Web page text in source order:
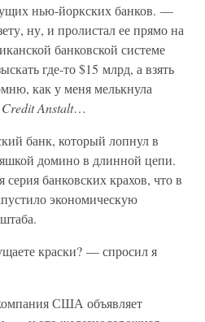
нью-йоркских банков. —
ну, и пролистал ее прямо на
банковской системе
где-то $15 млрд, а взять
как у меня мелькнула
Anstalt…
банк, который лопнул в
домино в длинной цепи.
серия банковских крахов, что в
экономическую
краски? — спросил я
США объявляет